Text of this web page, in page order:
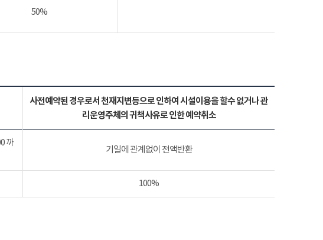
50%
사전예약된 경우로서 천재지변등으로 인하여 시설이용을 할수 없거나 관
리운영주체의 귀책사유로 인한 예약취소
까
기일에 관계없이 전액반환
100%